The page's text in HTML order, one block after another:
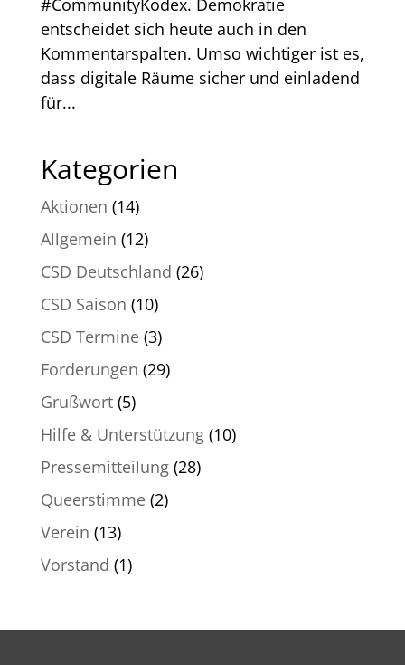
#CommunityKodex. Demokratie
entscheidet sich heute auch in den
Kommentarspalten. Umso wichtiger ist es,
dass digitale Räume sicher und einladend
für...
Kategorien
Aktionen (14)
Allgemein (12)
CSD Deutschland (26)
CSD Saison (10)
CSD Termine(3)
Forderungen (29)
Grußwort(5)
Hilfe & Unterstützung(10)
Pressemitteilung(28)
Queerstimme(2)
Verein (13)
Vorstand (1)